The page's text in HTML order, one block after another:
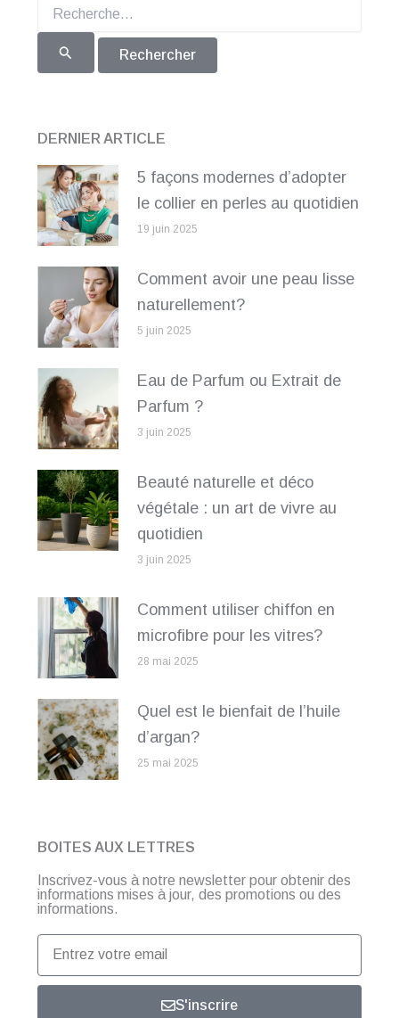
DERNIER ARTICLE
5 façons modernes d’adopter
le collier en perles au quotidien
19 juin 2025
Comment avoir une peau lisse
naturellement?
5 juin 2025
Eau de Parfum ou Extrait de
Parfum ?
3 juin 2025
Beauté naturelle et déco
végétale : un art de vivre au
quotidien
3 juin 2025
Comment utiliser chiffon en
microfibre pour les vitres?
28 mai 2025
Quel est le bienfait de l’huile
d’argan?
25 mai 2025
BOITES AUX LETTRES
Inscrivez-vous à notre newsletter pour obtenir des
informations mises à jour, des promotions ou des
informations.
Entrez
votre
email
S'inscrire